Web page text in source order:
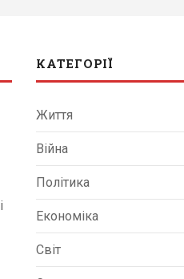
КАТЕГОРІЇ
Життя
Війна
Політика
Економіка
Світ